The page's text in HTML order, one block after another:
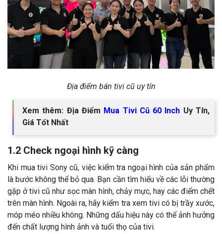
Địa điểm bán tivi cũ uy tín
Xem thêm: Địa Điểm Mua Tivi Cũ 60 Inch Uy Tín,
Giá Tốt Nhất
1.2 Check ngoại hình kỹ càng
Khi mua tivi Sony cũ, việc kiểm tra ngoại hình của sản phẩm
là bước không thể bỏ qua. Bạn cần tìm hiểu về các lỗi thường
gặp ở tivi cũ như sọc màn hình, chảy mực, hay các điểm chết
trên màn hình. Ngoài ra, hãy kiểm tra xem tivi có bị trầy xước,
móp méo nhiều không. Những dấu hiệu này có thể ảnh hưởng
đến chất lượng hình ảnh và tuổi thọ của tivi.